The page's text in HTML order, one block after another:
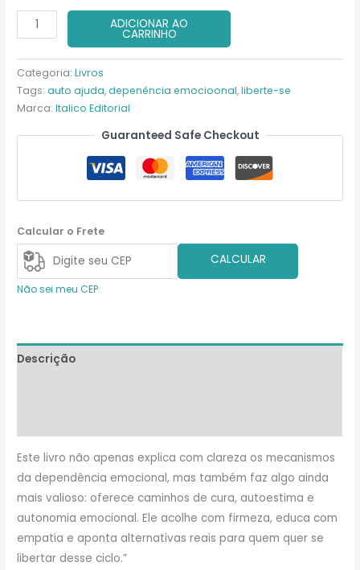
original
era:
R$ 49,90.
atual
é:
Liberte-
se
da
Dependência
Emocional
ADICIONAR AO
CARRINHO
Categoria:Livros
Tags:auto ajuda,depenência emocioonal,liberte-se
Marca:Italico Editorial
Guaranteed Safe Checkout
Calcular o Frete
CALCULAR
Não sei meu CEP
Descrição
Este livro não apenas explica com clareza os mecanismos
da dependência emocional, mas também faz algo ainda
mais valioso: oferece caminhos de cura, autoestima e
autonomia emocional. Ele acolhe com firmeza, educa com
empatia e aponta alternativas reais para quem quer se
libertar desse ciclo.”